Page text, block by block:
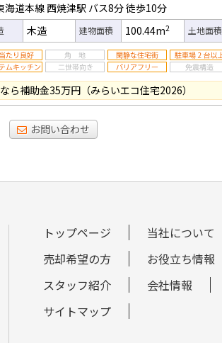
海道本線 西焼津駅 バス8分徒歩10分
木造 建物面積 100.44m2 土地面積
ら補助金35万円（みらいエコ住宅2026）
お問い合わせ
トップページ 当社について
売却希望の方
お役立ち情報
スタッフ紹介
会社情報
サイトマップ